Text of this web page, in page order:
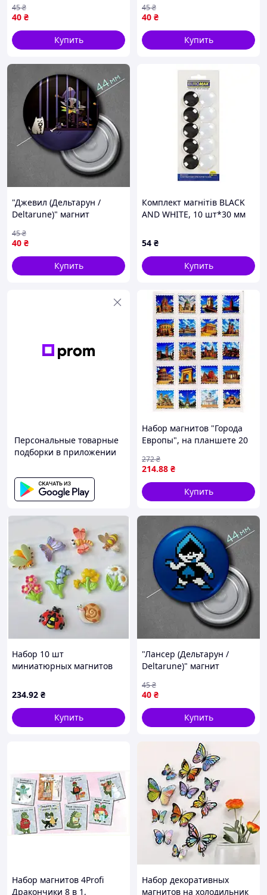
круглый Ø44 мм
40 ₴
45₴
Купить
40 ₴
45₴
Купить
"Джевил (Дельтарун /
Deltarune)" магнит
40 ₴
45₴
Купить
Комплект магнітів BLACK
AND WHITE, 10 шт*30 мм
54 ₴
Купить
Персональные товарные
подборки в приложении
Набор магнитов "Города
Европы", на планшете 20
Разноцветный (302466)
214.88 ₴
272₴
Купить
Набор 10 шт
миниатюрных магнитов
(22849)
234.92 ₴
Купить
"Лансер (Дельтарун /
Deltarune)" магнит
40 ₴
45₴
Купить
Набор магнитов 4Profi
Дракончики 8 в 1,
Набор декоративных
магнитов на холодильник